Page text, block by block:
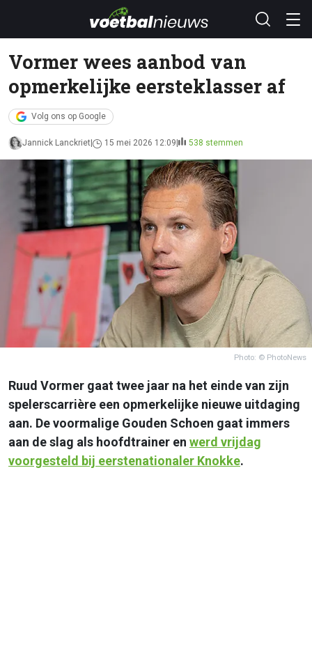
Vormer wees aanbod van
opmerkelijke eersteklasser af
Volg ons op Google
Jannick Lanckriet 15 mei 2026 12:09 538 stemmen
Photo: © PhotoNews
Ruud Vormer gaat twee jaar na het einde van zijn
spelerscarrière een opmerkelijke nieuwe uitdaging
aan. De voormalige Gouden Schoen gaat immers
aan de slag als hoofdtrainer en werd vrijdag
voorgesteld bij eerstenationaler Knokke.